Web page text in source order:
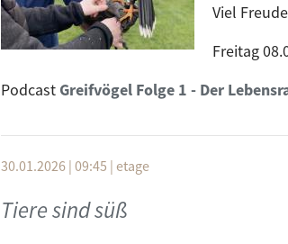
Viel
Freitag
Podcast Greifvögel Folge 1 - Der
30.01.2026 | 09:45 | etage
Tiere sind süß